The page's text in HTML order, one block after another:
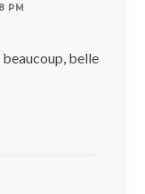
PM
belle